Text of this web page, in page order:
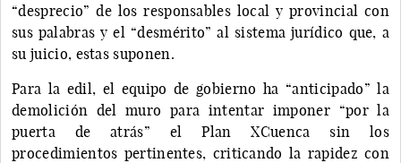
“desprecio” de los responsables local y provincial con
sus palabras y el “desmérito” al sistema jurídico que, a
su juicio, estas suponen.
Para la edil, el equipo de gobierno ha “anticipado” la
demolición del muro para intentar imponer “por la
puerta de atrás” el Plan XCuenca sin los
procedimientos pertinentes, criticando la rapidez con